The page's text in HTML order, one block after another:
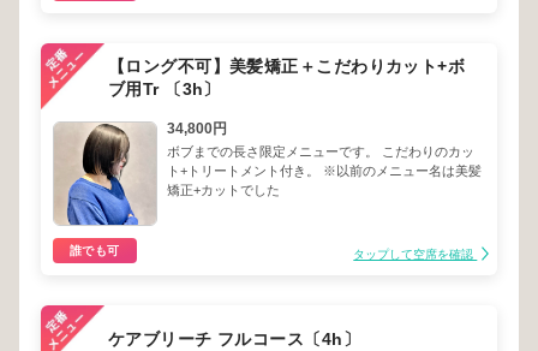
【ロング不可】美髪矯正＋こだわりカット+ボ
ブ用Tr 〔3h〕
34,800円
ボブまでの長さ限定メニューです。 こだわりのカッ
ト+トリートメント付き。 ※以前のメニュー名は美髪
矯正+カットでした
誰でも可 タップして空席を確認
ケアブリーチ フルコース〔4h〕